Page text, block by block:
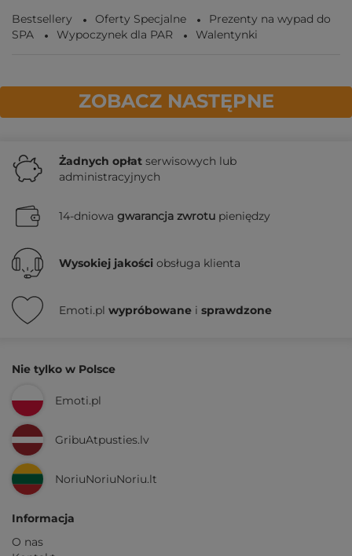
Bestsellery Oferty Specjalne
Prezenty na wypad do
SPA
Wypoczynek dla PAR Walentynki
ZOBACZ NASTĘPNE
Żadnych opłat serwisowych lub
administracyjnych
14-dniowa gwarancja zwrotu pieniędzy
Wysokiej jakości obsługa klienta
Emoti.pl wypróbowane i sprawdzone
Nie tylko w Polsce
Emoti.pl
GribuAtpusties.lv
NoriuNoriuNoriu.lt
Informacja
O nas